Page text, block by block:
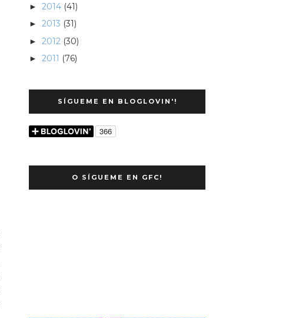
► 2014 (41)
► 2013 (31)
► 2012 (30)
► 2011 (76)
SÍGUEME EN BLOGLOVIN'!
O SÍGUEME EN GFC!